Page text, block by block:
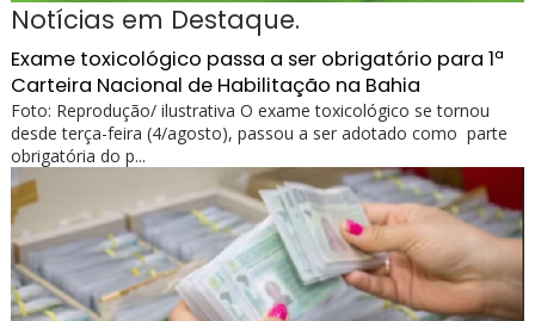
Notícias em Destaque.
Exame toxicológico passa a ser obrigatório para 1ª
Carteira Nacional de Habilitação na Bahia
Foto: Reprodução/ ilustrativa O exame toxicológico se tornou
desde terça-feira (4/agosto), passou a ser adotado como parte
obrigatória do p...